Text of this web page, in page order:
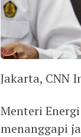
Jakarta, CNN
Menteri
menanggapi